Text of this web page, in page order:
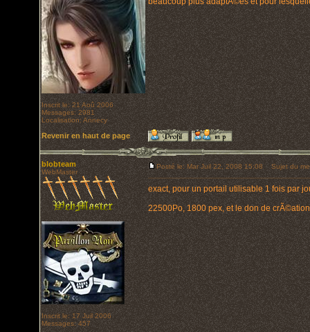
Inscrit le: 21 Aoû 2006
Messages: 2981
Localisation: Annecy
Revenir en haut de page
blobteam
WebMaster
Inscrit le: 17 Juil 2006
Messages: 457
Posté le: Mar Juil 22, 2008 15:08 Sujet du
exact, pour un portail utilisable 1 fois par
22500Po, 1800 pex, et le don de